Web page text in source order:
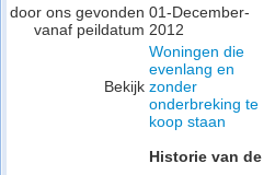
door ons gevonden
vanaf peildatum
01-December-
2012
Bekijk
Woningen die
evenlang en
zonder
onderbreking te
koop staan
Historie van de